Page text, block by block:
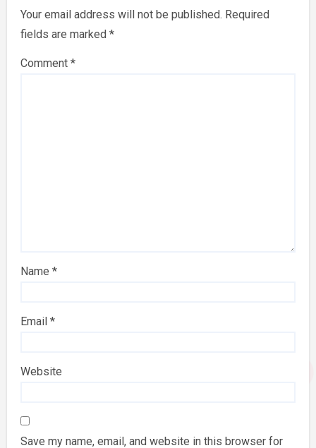
Your email address will not be published. Required
fields are marked*
Comment*
Name*
Email*
Website
Save my name, email, and website in this browser for